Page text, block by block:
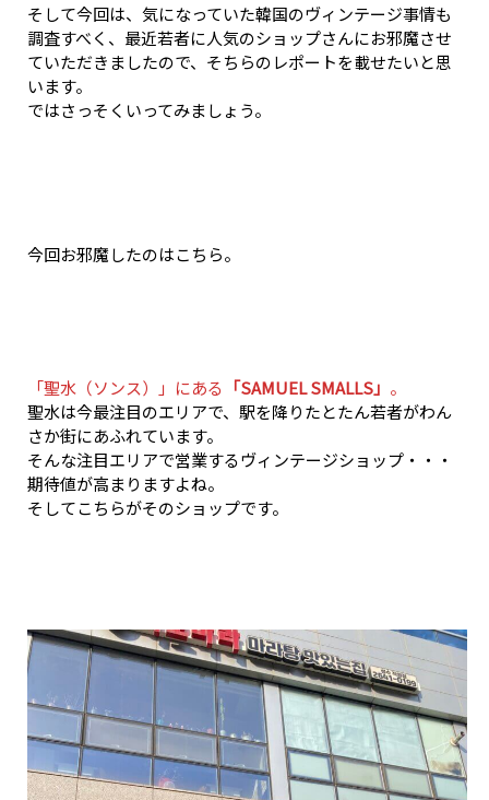
そして今回は、気になっていた韓国のヴィンテージ事情も
調査すべく、最近若者に人気のショップさんにお邪魔させ
ていただきましたので、そちらのレポートを載せたいと思
います。
ではさっそくいってみましょう。
今回お邪魔したのはこちら。
「聖水（ソンス）」にある 「SAMUEL SMALLS」 。
聖水は今最注目のエリアで、駅を降りたとたん若者がわん
さか街にあふれています。
そんな注目エリアで営業するヴィンテージショップ・・・
期待値が高まりますよね。
そしてこちらがそのショップです。